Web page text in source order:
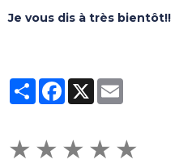
Je vous dis à très bientôt!!
PartagerFacebook
X
★ ★ ★ ★ ★